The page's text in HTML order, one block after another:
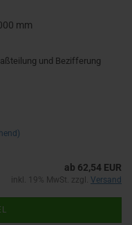
mm
und Bezifferung
ab 62,54 EUR
inkl. 19% MwSt. zzgl. Versand